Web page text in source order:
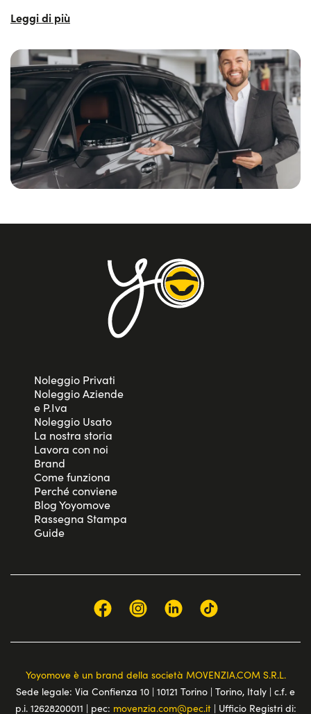
NLT aziende perfette, i nostri consulenti possono aiutarti
prezzi noleggio auto a lungo termine per aziende!
Le offerte NLT furgoni, ad esempio, ti permettono di
per ogni utilizzo e con tutti i documenti in regola. Anche
per quanto riguarda il noleggio lungo termine aziende,
troverai i mezzi disponibili con un unico canone fisso,
tutti i servizi inclusi, zero anticipo e tempistiche di
approvazione contratto veloci!
Con le offerte di noleggio lungo termine aziende ti puoi
svincolare dall’acquisto e dagli oneri di proprietà, il tutto
senza rinunciare aprofessionalità e trasparenza!
Considera, infine, che potrai personalizzare ogni offerta
altra tipologia, il tutto senza costi extra.
Noleggio Privati
Noleggio Aziende
e P.Iva
Noleggio Usato
La nostra storia
Lavora con noi
Brand
Come funziona
Perché conviene
Blog Yoyomove
Rassegna Stampa
Guide
Yoyomove è un brand della società MOVENZIA.COM S.R.L.
Sede legale: Via Confienza 10 | 10121 Torino | Torino, Italy | c.f. e
p.i. 12628200011 | pec: movenzia.com@pec.it| Ufficio Registri di: